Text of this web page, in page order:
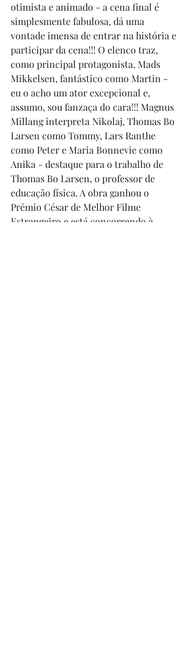
otimista e animado - a cena final é
simplesmente fabulosa, dá uma
vontade imensa de entrar na história e
participar da cena!!! O elenco traz,
como principal protagonista, Mads
Mikkelsen, fantástico como Martin -
eu o acho um ator excepcional e,
assumo, sou fanzaça do cara!!! Magnus
Millang interpreta Nikolaj, Thomas Bo
Larsen como Tommy, Lars Ranthe
como Peter e Maria Bonnevie como
Anika - destaque para o trabalho de
Thomas Bo Larsen, o professor de
educação física. A obra ganhou o
Prêmio César de Melhor Filme
Estrangeiro e está concorrendo à